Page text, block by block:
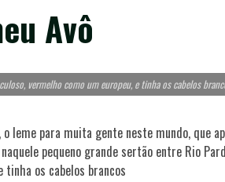
Avô
vermelho como um europeu, e tinha os cabelos
leme para muita gente neste mundo, que
pequeno grande sertão entre Rio
tinha os cabelos brancos